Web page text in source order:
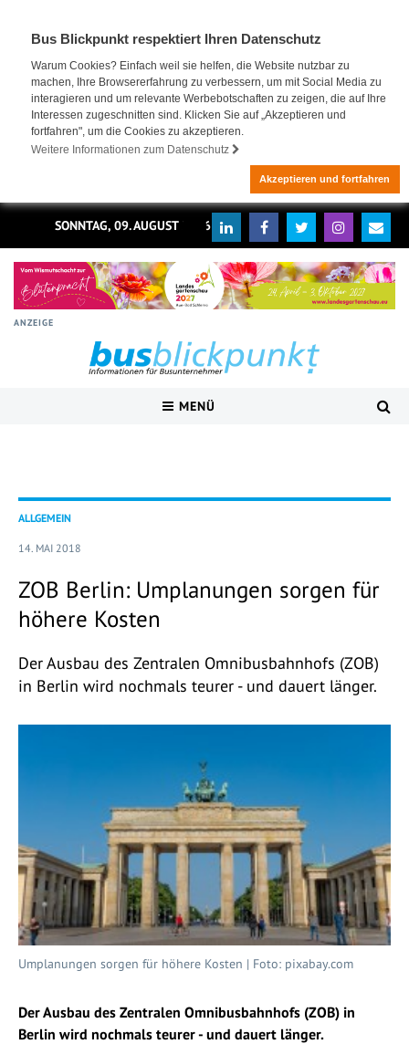
Bus Blickpunkt respektiert Ihren Datenschutz
Warum Cookies? Einfach weil sie helfen, die Website nutzbar zu
machen, Ihre Browsererfahrung zu verbessern, um mit Social Media zu
interagieren und um relevante Werbebotschaften zu zeigen, die auf Ihre
Interessen zugeschnitten sind. Klicken Sie auf „Akzeptieren und
fortfahren", um die Cookies zu akzeptieren.
Weitere Informationen zum Datenschutz
Akzeptieren und fortfahren
SONNTAG, 09. AUGUST 2026
ANZEIGE
MENÜ
ALLGEMEIN
14. MAI 2018
ZOB Berlin: Umplanungen sorgen für
höhere Kosten
Der Ausbau des Zentralen Omnibusbahnhofs (ZOB)
in Berlin wird nochmals teurer - und dauert länger.
Umplanungen sorgen für höhere Kosten | Foto: pixabay.com
Der Ausbau des Zentralen Omnibusbahnhofs (ZOB) in
Berlin wird nochmals teurer - und dauert länger.